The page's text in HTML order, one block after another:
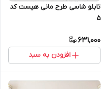
تابلو شاسی طرح مانی هیست کد
5
631,000
افزودن به سبد